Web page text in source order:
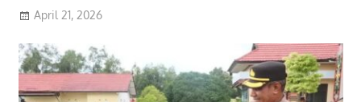
April 21, 2026